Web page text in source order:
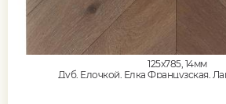
125x785, 14мм
Дуб, Елочкой, Елка Французская,